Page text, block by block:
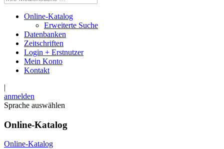
Online-Katalog
Erweiterte Suche
Datenbanken
Zeitschriften
Login + Erstnutzer
Mein Konto
Kontakt
|
anmelden
Sprache auswählen
Online-Katalog
Online-Katalog